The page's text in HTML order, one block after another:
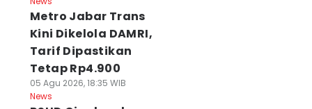
Metro Jabar Trans
Kini Dikelola DAMRI,
Tarif Dipastikan
Tetap Rp4.900
05 Agu 2026, 18:35 WIB
News